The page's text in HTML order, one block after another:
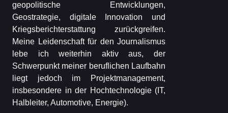
geopolitische Entwicklungen,
Geostrategie, digitale Innovation und
Kriegsberichterstattung zurückgreifen.
Meine Leidenschaft für den Journalismus
lebe ich weiterhin aktiv aus, der
Schwerpunkt meiner beruflichen Laufbahn
liegt jedoch im Projektmanagement,
insbesondere in der Hochtechnologie (IT,
Halbleiter, Automotive, Energie).